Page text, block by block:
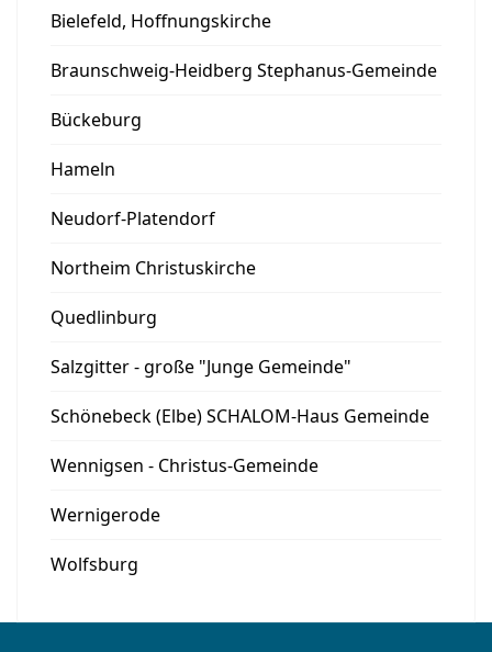
Bielefeld, Hoffnungskirche
Braunschweig-Heidberg Stephanus-Gemeinde
Bückeburg
Hameln
Neudorf-Platendorf
Northeim Christuskirche
Quedlinburg
Salzgitter - große "Junge Gemeinde"
Schönebeck (Elbe) SCHALOM-Haus Gemeinde
Wennigsen - Christus-Gemeinde
Wernigerode
Wolfsburg